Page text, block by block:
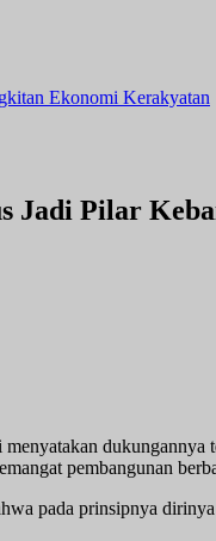
Ekonomi Kerakyatan
Jadi Pilar
pembangunan
pada prinsipnya